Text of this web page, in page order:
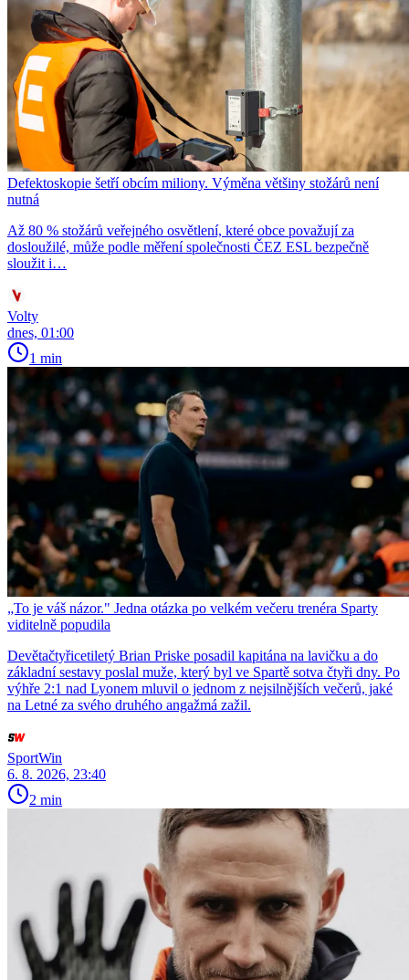
Defektoskopie šetří obcím miliony. Výměna většiny stožárů není
nutná
Až 80 % stožárů veřejného osvětlení, které obce považují za
dosloužilé, může podle měření společnosti ČEZ ESL bezpečně
sloužit i…
Volty
dnes, 01:00
1 min
„To je váš názor." Jedna otázka po velkém večeru trenéra Sparty
viditelně popudila
Devětačtyřicetiletý Brian Priske posadil kapitána na lavičku a do
základní sestavy poslal muže, který byl ve Spartě sotva čtyři dny. Po
výhře 2:1 nad Lyonem mluvil o jednom z nejsilnějších večerů, jaké
na Letné za svého druhého angažmá zažil.
SportWin
6. 8. 2026, 23:40
2 min